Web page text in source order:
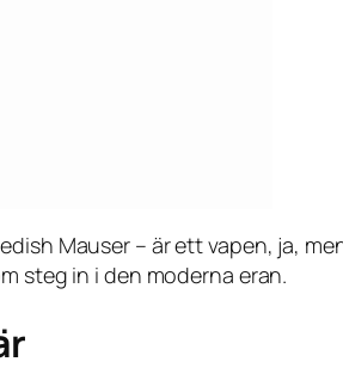
Mauser – är ett vapen, ja,
steg in i den moderna eran.